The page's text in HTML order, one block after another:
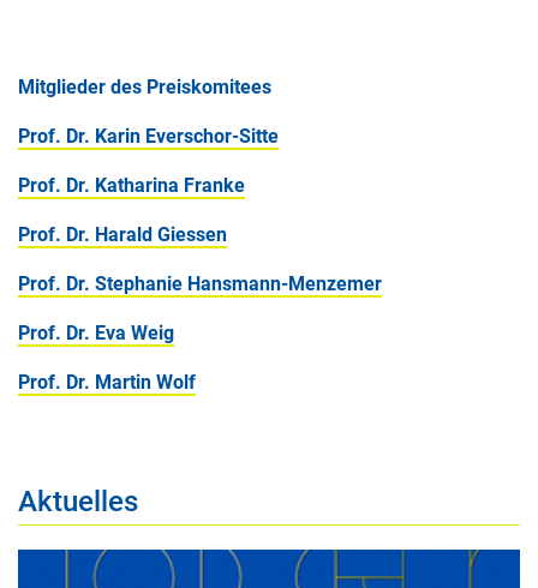
Mitglieder des Preiskomitees
Prof. Dr. Karin Everschor-Sitte
Prof. Dr. Katharina Franke
Prof. Dr. Harald Giessen
Prof. Dr. Stephanie Hansmann-Menzemer
Prof. Dr. Eva Weig
Prof. Dr. Martin Wolf
Aktuelles